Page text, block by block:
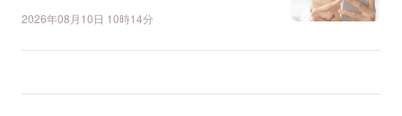
2026年08月10日 10時14分